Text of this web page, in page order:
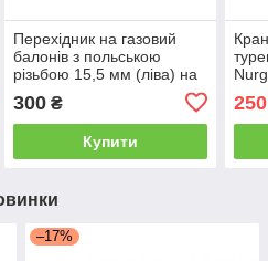
Перехідник на газовий
балонів з польською
різьбою 15,5 мм (ліва) на
300₴
Купити
250
–17%